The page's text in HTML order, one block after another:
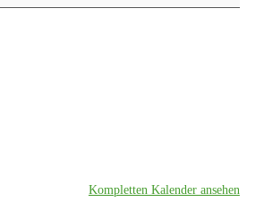
Kompletten Kalender ansehen